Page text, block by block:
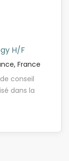
et la
DSI, dans
transport,
de plus
bureau de
des
TNP
à moyen
Target
et...
H/F
France
conseil
dans la